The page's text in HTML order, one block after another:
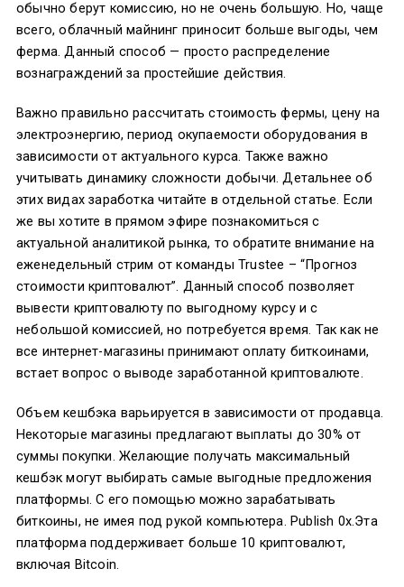
обычно берут комиссию, но не очень большую. Но, чаще
всего, облачный майнинг приносит больше выгоды, чем
ферма. Данный способ — просто распределение
вознаграждений за простейшие действия.
Важно правильно рассчитать стоимость фермы, цену на
электроэнергию, период окупаемости оборудования в
зависимости от актуального курса. Также важно
учитывать динамику сложности добычи. Детальнее об
этих видах заработка читайте в отдельной статье. Если
же вы хотите в прямом эфире познакомиться с
актуальной аналитикой рынка, то обратите внимание на
еженедельный стрим от команды Trustee – “Прогноз
стоимости криптовалют”. Данный способ позволяет
вывести криптовалюту по выгодному курсу и с
небольшой комиссией, но потребуется время. Так как не
все интернет-магазины принимают оплату биткоинами,
встает вопрос о выводе заработанной криптовалюте.
Объем кешбэка варьируется в зависимости от продавца.
Некоторые магазины предлагают выплаты до 30% от
суммы покупки. Желающие получать максимальный
кешбэк могут выбирать самые выгодные предложения
платформы. С его помощью можно зарабатывать
биткоины, не имея под рукой компьютера. Publish 0x.Эта
платформа поддерживает больше 10 криптовалют,
включая Bitcoin.